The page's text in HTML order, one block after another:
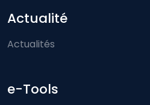
Actualité
Actualités
e-Tools